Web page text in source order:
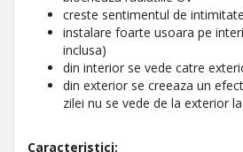
creste sentimentul de
instalare foarte usoara pe
inclusa)
din interior se vede catre
din exterior se creeaza un
zilei nu se vede de la exterior
Caracteristici: